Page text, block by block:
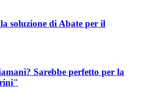
soluzione di Abate per il
Sarebbe perfetto per la